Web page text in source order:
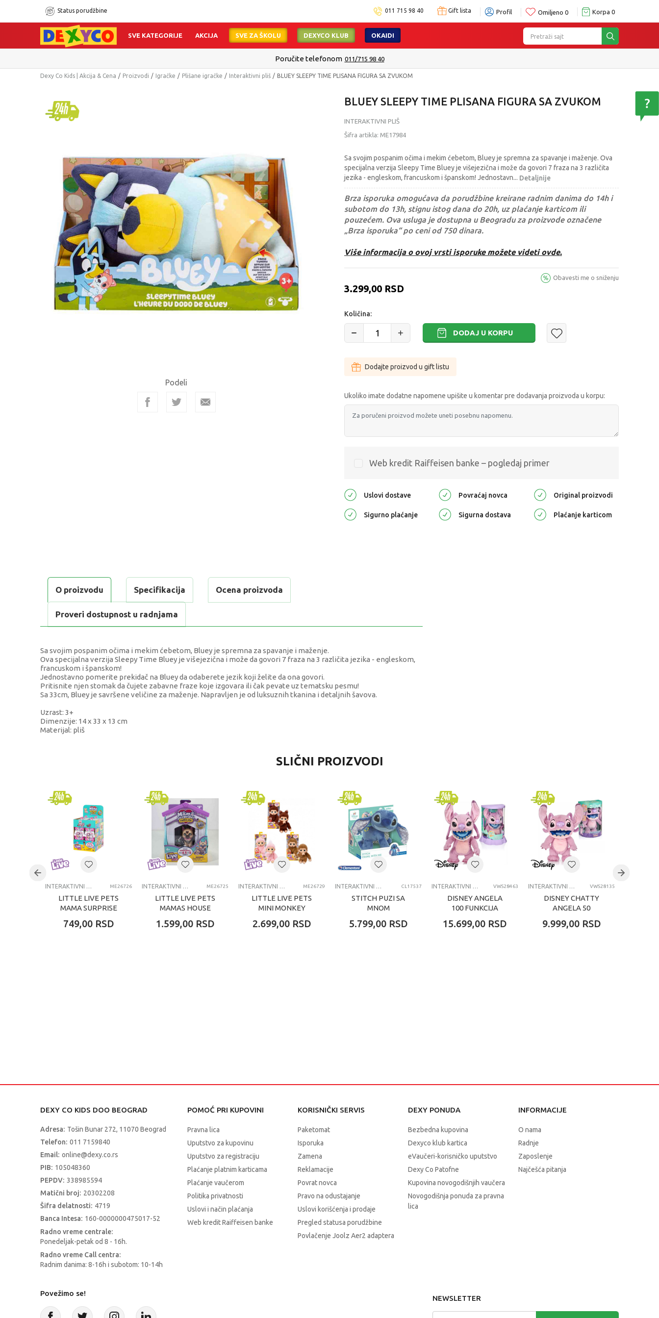
Status porudžbine 011 715 98 40 Gift lista Profil Omiljeno 0 Korpa 0
Pretraži sajt
SVE KATEGORIJE AKCIJA SVE ZA ŠKOLU DEXYCO KLUB OKAIDI
Isporuku možete očekivati u roku od 2 do 4 radna dana!
Dexy Co Kids | Akcija & Cena Proizvodi Igračke Plišane igračke Interaktivni pliš BLUEY SLEEPY TIME PLISANA FIGURA SA ZVUKOM
Podeli
BLUEY SLEEPY TIME PLISANA FIGURA SA ZVUKOM
INTERAKTIVNI PLIŠ
Šifra artikla: ME17984
Sa svojim pospanim očima i mekim ćebetom, Bluey je spremna za spavanje i maženje. Ova
specijalna verzija Sleepy Time Bluey je višejezična i može da govori 7 fraza na 3 različita
jezika - engleskom, francuskom i španskom! Jednostavn... Detaljnije
Brza isporuka omogućava da porudžbine kreirane radnim danima do 14h i
subotom do 13h, stignu istog dana do 20h, uz plaćanje karticom ili
pouzećem. Ova usluga je dostupna u Beogradu za proizvode označene
„Brza isporuka“ po ceni od 750 dinara.
Više informacija o ovoj vrsti isporuke možete videti ovde.
3.299,00 RSD
Obavesti me o sniženju
Količina:
DODAJ U KORPU
Dodajte proizvod u gift listu
Ukoliko imate dodatne napomene upišite u komentar pre dodavanja proizvoda u korpu:
Web kredit Raiffeisen banke – pogledaj primer
Uslovi dostave Povraćaj novca Original proizvodi
Sigurno plaćanje Sigurna dostava Plaćanje karticom
O proizvodu Specifikacija Ocena proizvoda
Proveri dostupnost u radnjama
Sa svojim pospanim očima i mekim ćebetom, Bluey je spremna za spavanje i maženje.
Ova specijalna verzija Sleepy Time Bluey je višejezična i može da govori 7 fraza na 3 različita jezika - engleskom,
francuskom i španskom!
Jednostavno pomerite prekidač na Bluey da odaberete jezik koji želite da ona govori.
Pritisnite njen stomak da čujete zabavne fraze koje izgovara ili čak pevate uz tematsku pesmu!
Sa 33cm, Bluey je savršene veličine za maženje. Napravljen je od luksuznih tkanina i detaljnih šavova.
Uzrast: 3+
Dimenzije: 14 x 33 x 13 cm
Materijal: pliš
Interaktivni pliš
Brend BLUEY
univerzalno
Uzrast 4-6 godina
SLIČNI PROIZVODI
INTERAKTIVNI PLIŠ ME26726
LITTLE LIVE PETS
MAMA SURPRISE
749,00 RSD
INTERAKTIVNI PLIŠ ME26725
LITTLE LIVE PETS
MAMAS HOUSE
1.599,00 RSD
INTERAKTIVNI PLIŠ ME26729
LITTLE LIVE PETS
MINI MONKEY
2.699,00 RSD
INTERAKTIVNI PLIŠ CL17537
STITCH PUZI SA
MNOM
5.799,00 RSD
INTERAKTIVNI PLIŠ VWS28463
DISNEY ANGELA
100 FUNKCIJA
15.699,00 RSD
INTERAKTIVNI PLIŠ VWS28135
DISNEY CHATTY
ANGELA 50
9.999,00 RSD
DEXY CO KIDS DOO BEOGRAD
Adresa: Tošin Bunar 272, 11070 Beograd
Telefon: 011 7159840
Email: online@dexy.co.rs
PIB: 105048360
PEPDV: 338985594
Matični broj: 20302208
Šifra delatnosti: 4719
Banca Intesa: 160-0000000475017-52
Radno vreme centrale:
Ponedeljak-petak od 8 - 16h.
Radno vreme Call centra:
Radnim danima: 8-16h i subotom: 10-14h
POMOĆ PRI KUPOVINI
Pravna lica
Uputstvo za kupovinu
Uputstvo za registraciju
Plaćanje platnim karticama
Plaćanje vaučerom
Politika privatnosti
Uslovi i način plaćanja
Web kredit Raiffeisen banke
KORISNIČKI SERVIS
Paketomat
Isporuka
Zamena
Reklamacije
Povrat novca
Pravo na odustajanje
Uslovi korišćenja i prodaje
Pregled statusa porudžbine
Povlačenje Joolz Aer2 adaptera
DEXY PONUDA
Bezbedna kupovina
Dexyco klub kartica
eVaučeri-korisničko uputstvo
Dexy Co Patofne
Kupovina novogodišnjih vaučera
Novogodišnja ponuda za pravna
lica
INFORMACIJE
O nama
Radnje
Zaposlenje
Najčešća pitanja
Povežimo se!
NEWSLETTER